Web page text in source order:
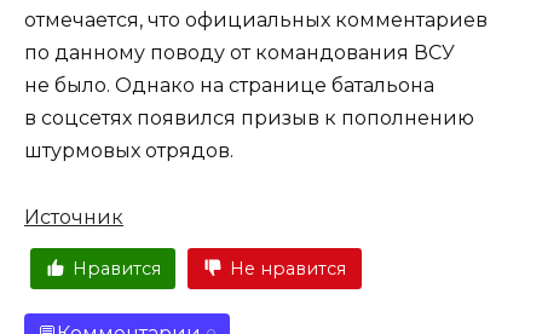
отмечается, что официальных комментариев
по данному поводу от командования ВСУ
не было. Однако на странице батальона
в соцсетях появился призыв к пополнению
штурмовых отрядов.
Источник
Нравится Не нравится